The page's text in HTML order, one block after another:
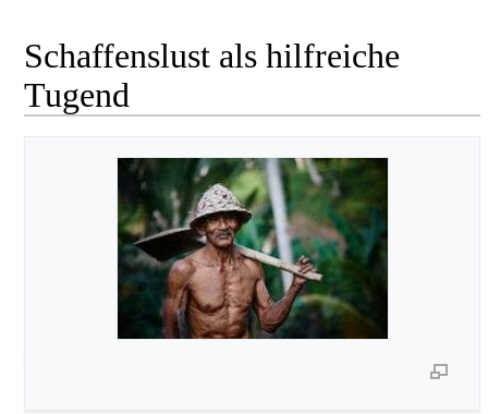
Schaffenslust als hilfreiche
Tugend